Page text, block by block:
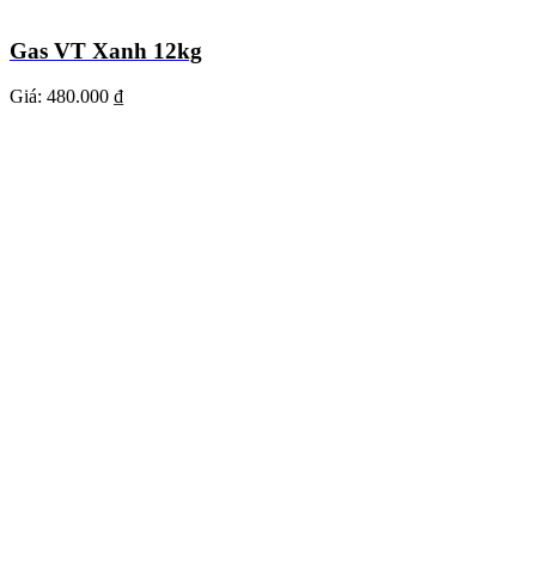
Gas VT Xanh 12kg
Giá: 480.000 ₫